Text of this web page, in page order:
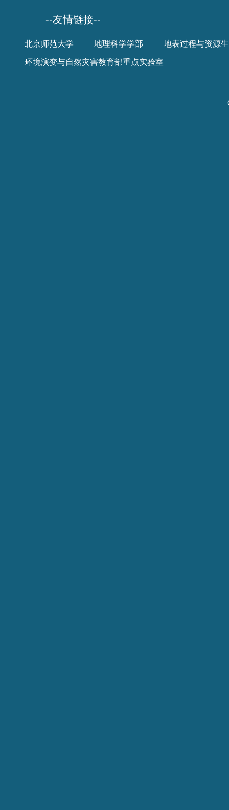
--友情链接--
北京师范大学 地理科学学部 地表过程与资源
环境演变与自然灾害教育部重点实验室